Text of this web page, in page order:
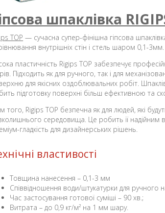
шпаклівка
TOP — сучасна супер-фінішна гіпсова
внутрішніх стін і стель шаром 0,1-3мм.
пластичність Rigips TOP забезпечує
Підходить як для ручного, так і для
для якісних оздоблювальних робіт.
підготовку поверхні більш ефективною та
того, Rigips TOP безпечна як для людей, які
середовища. Це робить її надійним
гладкість для дизайнерських рішень.
властивості
Товщина нанесення – 0,1-3 мм
Співвідношення води/штукатурки для ручного
Час застосування готової суміші – 90 хв.;
Витрата – до 0,9 кг/м² на 1 мм шару.